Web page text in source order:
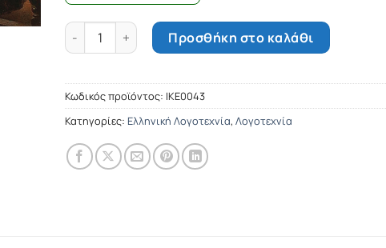
Οι σκλάβοι στα δεσμά τους ποσότητα
Προσθήκη στο καλάθι
Κωδικός προϊόντος: IKE0043
Κατηγορίες: Ελληνική Λογοτεχνία,Λογοτεχνία